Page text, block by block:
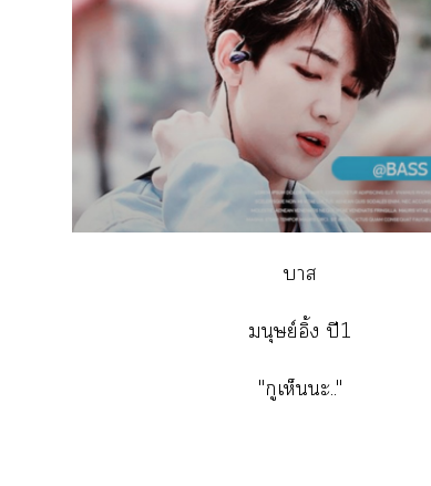
า
มนุษย์อิ้ง ปี1
"กูเห็นะ.."